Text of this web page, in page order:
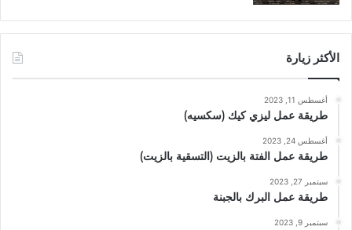
الأكثر زيارة
أغسطس 11, 2023
طريقة عمل ليزي كيك (سكسيه)
أغسطس 24, 2023
طريقة عمل الفتة بالزيت (التسقية بالزيت)
سبتمبر 27, 2023
طريقة عمل البرك بالجبنة
سبتمبر 9, 2023